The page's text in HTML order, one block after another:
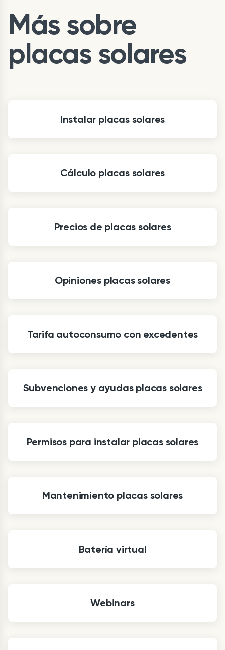
Más sobre
placas solares
Instalar placas solares
Cálculo placas solares
Precios de placas solares
Opiniones placas solares
Tarifa autoconsumo con excedentes
Subvenciones y ayudas placas solares
Permisos para instalar placas solares
Mantenimiento placas solares
Batería virtual
Webinars